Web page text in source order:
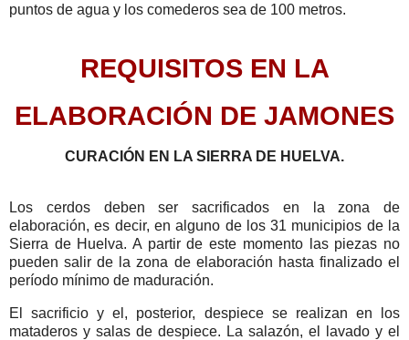
puntos de agua y los comederos sea de 100 metros.
REQUISITOS EN LA
ELABORACIÓN DE JAMONES
CURACIÓN EN LA SIERRA DE HUELVA.
Los cerdos deben ser sacrificados en la zona de
elaboración, es decir, en alguno de los 31 municipios de la
Sierra de Huelva. A partir de este momento las piezas no
pueden salir de la zona de elaboración hasta finalizado el
período mínimo de maduración.
El sacrificio y el, posterior, despiece se realizan en los
mataderos y salas de despiece. La salazón, el lavado y el